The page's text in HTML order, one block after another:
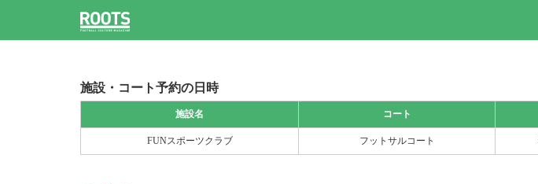
施設・コート予約の日時
施設名 コート
FUNスポーツクラブ フットサルコート